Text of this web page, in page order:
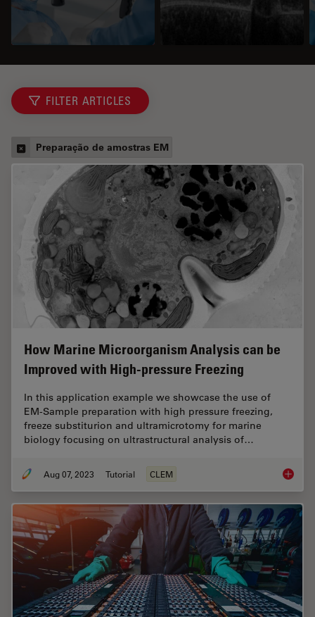
FILTER ARTICLES
Preparação de amostras EM
How Marine Microorganism Analysis can be
Improved with High-pressure Freezing
In this application example we showcase the use of
EM-Sample preparation with high pressure freezing,
freeze substiturion and ultramicrotomy for marine
biology focusing on ultrastructural analysis of…
Aug 07, 2023 Tutorial CLEM How